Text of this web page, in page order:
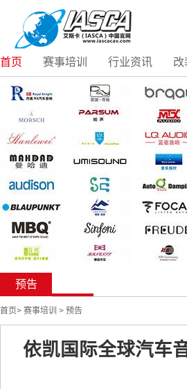
首页 赛事培训 行业资讯 改
预告
首页> 赛事培训 > 预告
依凯国际全球汽车